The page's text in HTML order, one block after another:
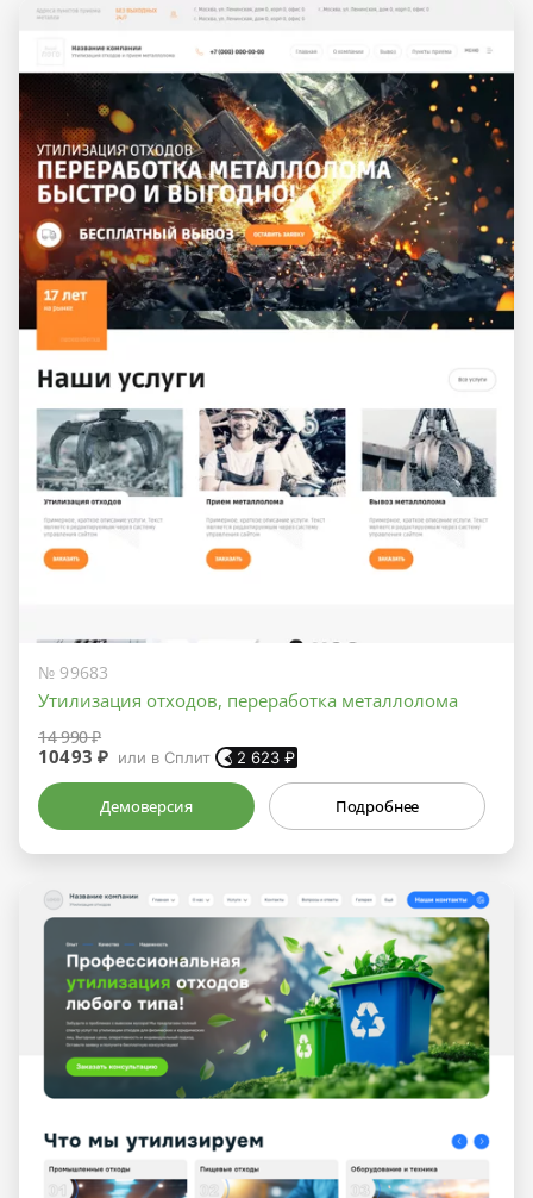
№ 99683
Утилизация отходов, переработка металлолома
14 990 ₽
10493 ₽ или в Сплит 2 623 ₽
Демоверсия Подробнее